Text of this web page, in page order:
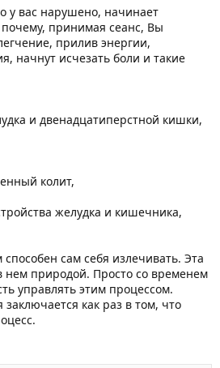
у вас нарушено, начинает
принимая сеанс, Вы
прилив энергии,
начнут исчезать боли и такие
и двенадцатиперстной кишки,
колит,
желудка и кишечника,
сам себя излечивать. Эта
нем природой. Просто со временем
управлять этим процессом.
заключается как раз в том, что